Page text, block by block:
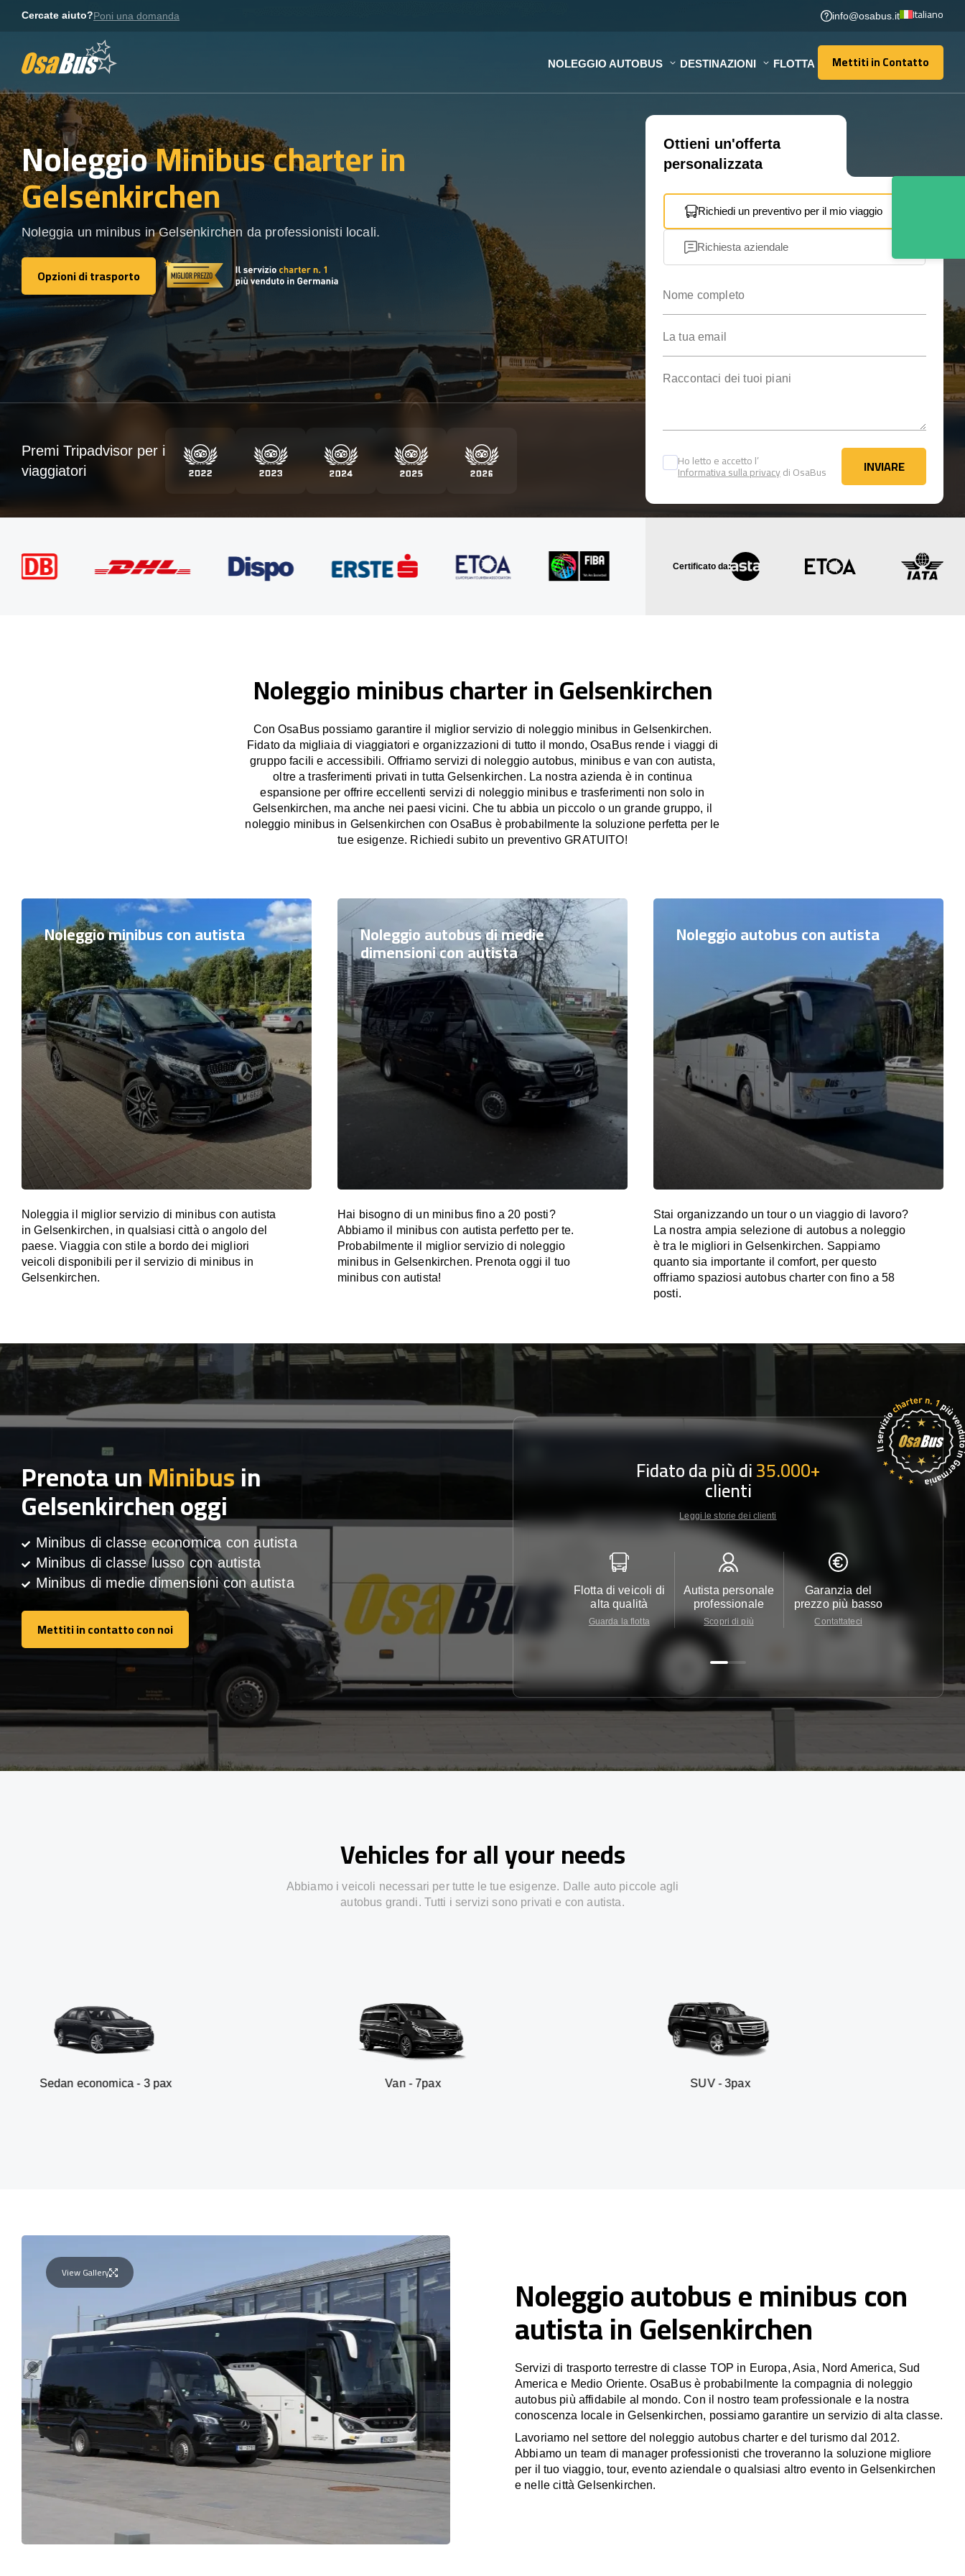
Cercate aiuto?Poni una domanda info@osabus.it Italiano
NOLEGGIO AUTOBUS DESTINAZIONI FLOTTA Mettiti in Contatto
Mettiti in Contatto
NoleggioMinibus charterin
Gelsenkirchen
Noleggia un minibus in Gelsenkirchen da professionisti locali.
Opzioni di trasporto
Opzioni di trasporto
Ottieni un'offerta
personalizzata
Richiedi un preventivo per il mio viaggio
Richiesta aziendale
Ho letto e accetto l’
Informativa sulla privacydi OsaBus INVIARE
INVIARE
Premi Tripadvisor per i
viaggiatori
Certificato da:
Noleggio minibus charter in Gelsenkirchen
Con OsaBus possiamo garantire il miglior servizio di noleggio minibus in Gelsenkirchen.
Fidato da migliaia di viaggiatori e organizzazioni di tutto il mondo, OsaBus rende i viaggi di
gruppo facili e accessibili. Offriamo servizi di noleggio autobus, minibus e van con autista,
oltre a trasferimenti privati in tutta Gelsenkirchen. La nostra azienda è in continua
espansione per offrire eccellenti servizi di noleggio minibus e trasferimenti non solo in
Gelsenkirchen, ma anche nei paesi vicini. Che tu abbia un piccolo o un grande gruppo, il
noleggio minibus in Gelsenkirchen con OsaBus è probabilmente la soluzione perfetta per le
tue esigenze. Richiedi subito un preventivo GRATUITO!
Noleggio minibus con autista
Noleggia il miglior servizio di minibus con autista
in Gelsenkirchen, in qualsiasi città o angolo del
paese. Viaggia con stile a bordo dei migliori
veicoli disponibili per il servizio di minibus in
Gelsenkirchen.
Noleggio autobus di medie
dimensioni con autista
Hai bisogno di un minibus fino a 20 posti?
Abbiamo il minibus con autista perfetto per te.
Probabilmente il miglior servizio di noleggio
minibus in Gelsenkirchen. Prenota oggi il tuo
minibus con autista!
Noleggio autobus con autista
Stai organizzando un tour o un viaggio di lavoro?
La nostra ampia selezione di autobus a noleggio
è tra le migliori in Gelsenkirchen. Sappiamo
quanto sia importante il comfort, per questo
offriamo spaziosi autobus charter con fino a 58
posti.
Prenota unMinibusin
Gelsenkirchen oggi
Minibus di classe economica con autista
Minibus di classe lusso con autista
Minibus di medie dimensioni con autista
Mettiti in contatto con noi
Mettiti in contatto con noi
Fidato da più di35.000+
clienti
Leggi le storie dei clienti
Flotta di veicoli di
alta qualità
Guarda la flotta
Autista personale
professionale
Scopri di più
Garanzia del
prezzo più basso
Contattateci
Vehicles for all your needs
Abbiamo i veicoli necessari per tutte le tue esigenze. Dalle auto piccole agli
autobus grandi. Tutti i servizi sono privati e con autista.
- 3 pax
View Gallery Noleggio autobus e minibus con
autista in Gelsenkirchen
Servizi di trasporto terrestre di classe TOP in Europa, Asia, Nord America, Sud
America e Medio Oriente. OsaBus è probabilmente la compagnia di noleggio
autobus più affidabile al mondo. Con il nostro team professionale e la nostra
conoscenza locale in Gelsenkirchen, possiamo garantire un servizio di alta classe.
Lavoriamo nel settore del noleggio autobus charter e del turismo dal 2012.
Abbiamo un team di manager professionisti che troveranno la soluzione migliore
per il tuo viaggio, tour, evento aziendale o qualsiasi altro evento in Gelsenkirchen
e nelle città Gelsenkirchen.